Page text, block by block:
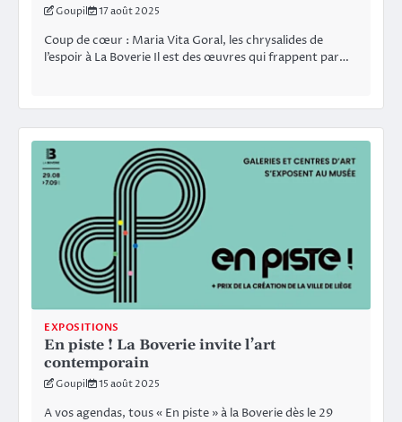
Goupil 17 août 2025
Coup de cœur : Maria Vita Goral, les chrysalides de
l’espoir à La Boverie Il est des œuvres qui frappent par…
EXPOSITIONS
En piste ! La Boverie invite l’art
contemporain
Goupil 15 août 2025
A vos agendas, tous « En piste » à la Boverie dès le 29